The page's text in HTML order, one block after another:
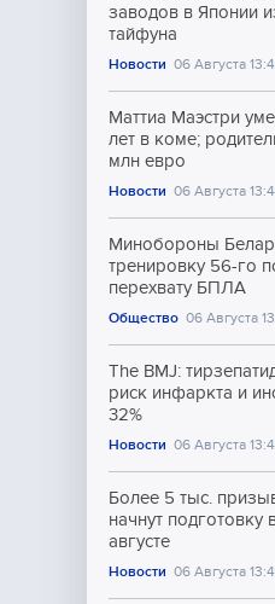
заводов в Японии
тайфуна
Новости 06 Августа
Маттиа Маэстри
лет в коме;
млн евро
Новости 06 Августа
Минобороны
тренировку 56-го
перехвату БПЛА
Общество 06 Августа
The BMJ:
риск инфаркта и
32%
Новости 06 Августа
Более 5 тыс.
начнут подготовку
августе
Новости 06 Августа